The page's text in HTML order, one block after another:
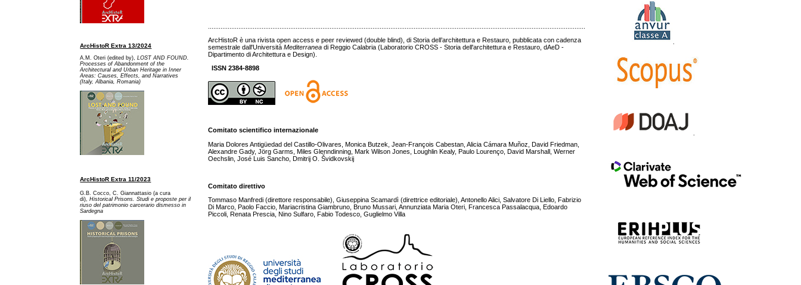
ArcHistoR Extra 13/2024
A.M. Oteri (edited by),LOST AND FOUND.
Processes of Abandonment of the
Architectural and Urban Heritage in Inner
Areas: Causes, Effects, and Narratives
(Italy, Albania, Romania)
ArcHistoR Extra 11/2023
G.B. Cocco, C. Giannattasio (a cura
di),Historical Prisons. Studi e proposte per il
riuso del patrimonio carcerario dismesso in
Sardegna
.
ArcHistoR è una rivista open access e peer reviewed (double blind), di Storia dell’architettura e Restauro, pubblicata con cadenza
semestrale dall'UniversitàMediterranea di Reggio Calabria (Laboratorio CROSS - Storia dell'architettura e Restauro, dAeD -
Dipartimento di Architettura e Design).
ISSN 2384-8898
Comitato scientifico internazionale
Maria Dolores Antigüedad del Castillo-Olivares, Monica Butzek, Jean-François Cabestan, Alicia Cámara Muñoz, David Friedman,
Alexandre Gady, Jörg Garms, Miles Glenndinning, Mark Wilson Jones, Loughlin Kealy, Paulo Lourenço, David Marshall, Werner
Oechslin, José Luis Sancho, Dmitrij O. Švidkovskij
Comitato direttivo
Tommaso Manfredi (direttore responsabile), Giuseppina Scamardì (direttrice editoriale), Antonello Alici, Salvatore Di Liello, Fabrizio
Di Marco, Paolo Faccio, Mariacristina Giambruno, Bruno Mussari, Annunziata Maria Oteri, Francesca Passalacqua, Edoardo
Piccoli, Renata Prescia, Nino Sulfaro, Fabio Todesco, Guglielmo Villa